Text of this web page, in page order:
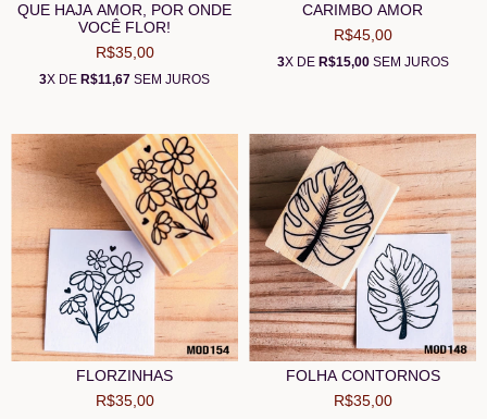
QUE HAJA AMOR, POR ONDE
VOCÊ FLOR!
R$35,00
3X DE R$11,67 SEM JUROS
CARIMBO AMOR
R$45,00
3X DE R$15,00SEM JUROS
FLORZINHAS
R$35,00
FOLHA CONTORNOS
R$35,00